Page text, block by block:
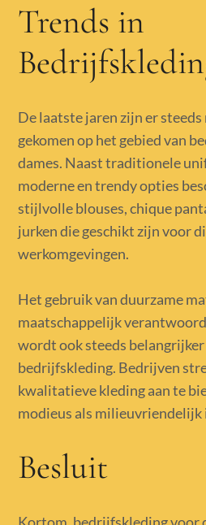
Trends in
De laatste jaren zijn er
gekomen op het gebied van
dames. Naast traditionele
moderne en trendy opties
stijlvolle blouses, chique
jurken die geschikt zijn voor
werkomgevingen.
Het gebruik van duurzame
maatschappelijk
wordt ook steeds
bedrijfskleding. Bedrijven
kwalitatieve kleding aan te
modieus als milieuvriendelijk
Besluit